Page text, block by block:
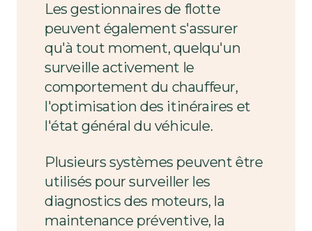
Les gestionnaires de flotte
peuvent également s'assurer
qu'à tout moment, quelqu'un
surveille activement le
comportement du chauffeur,
l'optimisation des itinéraires et
l'état général du véhicule.
Plusieurs systèmes peuvent être
utilisés pour surveiller les
diagnostics des moteurs, la
maintenance préventive, la